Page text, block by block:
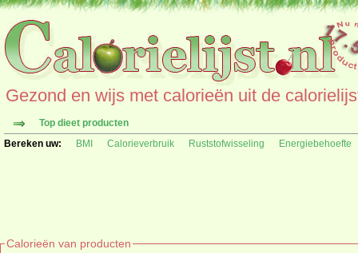
Gezond en wijs met calorieën uit de
Top dieet producten
Bereken uw:
BMI Calorieverbruik Ruststofwisseling Energiebehoefte
Calorieën van producten